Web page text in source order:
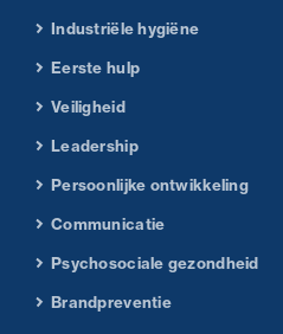
Industriële hygiëne
Eerste hulp
Veiligheid
Leadership
Persoonlijke ontwikkeling
Communicatie
Psychosociale gezondheid
Brandpreventie